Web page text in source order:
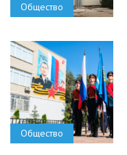
Общество
Общество